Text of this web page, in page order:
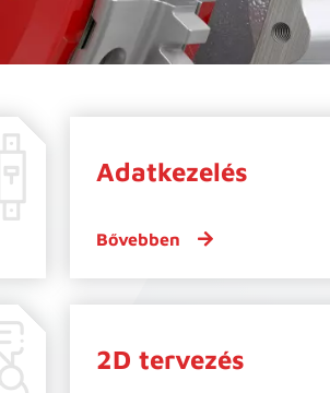
Adatkezelés
Bővebben
2D tervezés